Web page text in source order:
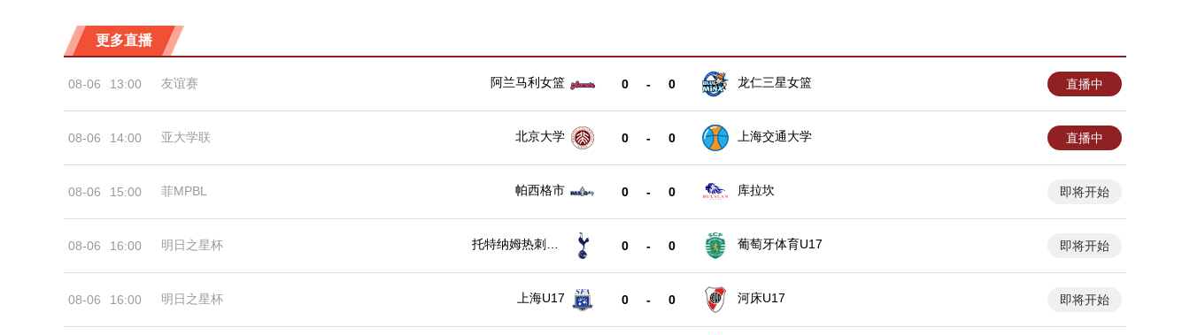
更多直播
08-06 13:00 友谊赛 阿兰马利女篮 0 - 0 龙仁三星女篮 直播中
08-06 14:00 亚大学联 北京大学 0 - 0 上海交通大学 直播中
08-06 15:00 菲MPBL 帕西格市 0 - 0 库拉坎 即将开始
08-06 16:00 明日之星杯
托特纳姆热刺U1
0 - 0 葡萄牙体育U17 即将开始
08-06 16:00 明日之星杯 上海U17 0 - 0 河床U17 即将开始